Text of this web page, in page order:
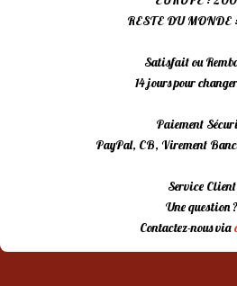
RESTE DU
Satisfait ou
14 jours pour
Paiement
PayPal, CB, Virement
Service Client
Une question ?
Contactez-nous via